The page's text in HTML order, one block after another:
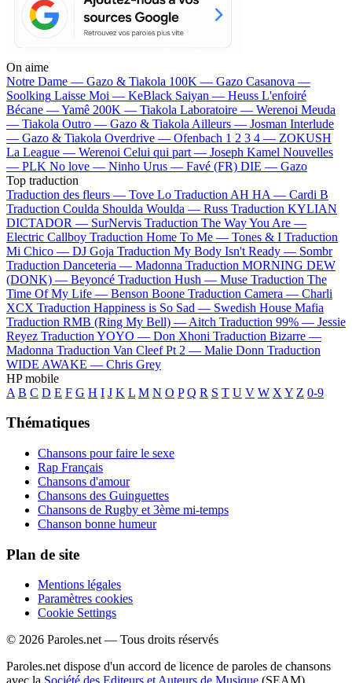
On aime
Notre Dame — Gazo & Tiakola 100K — Gazo Casanova —
Soolking Laisse Moi — KeBlack Saiyan — Heuss L'enfoiré
Bécane —Yamê 200K — Tiakola Laboratoire — Werenoi Meuda
— Tiakola Outro — Gazo & Tiakola Ailleurs — Josman Interlude
— Gazo & Tiakola Overdrive — Ofenbach 1 2 3 4 — ZOKUSH
La League — Werenoi Celui qui part — Joseph Kamel Nouvelles
— PLK No love — Ninho Urus — Favé (FR) DIE — Gazo
Top traduction
Traduction des fleurs — Tove Lo Traduction AH HA — Cardi B
Traduction Coulda Shoulda Woulda — Russ Traduction KYLIAN
DICTADOR — SurNervis Traduction The Way You Are —
Electric Callboy Traduction Home To Me — Tones & I Traduction
Mi Chico — DJ Goja Traduction My Body Isn't Ready — Sombr
Traduction Danceteria — Madonna Traduction MORNING DEW
(DONK) — Beyoncé Traduction Hush — Muse Traduction The
Time Of My Life — Benson Boone Traduction Camera — Charli
XCX Traduction Happiness is So Sad — Swedish House Mafia
Traduction RMB (Ring My Bell) — Aitch Traduction 99% — Jessie
Reyez Traduction YOYO — Don Xhoni Traduction Bizarre —
Madonna Traduction Van Cleef Pt 2 — Malie Donn Traduction
WIDE AWAKE — Chris Grey
HP mobile
A B C D E F G H I J K L M N O P Q R S T U V W X Y Z 0-9
Thématiques
Chansons pour faire le sexe
Rap Français
Chansons d'amour
Chansons des Guinguettes
Chansons de Rugby et 3ème mi-temps
Chanson bonne humeur
Plan de site
Mentions légales
Paramètres cookies
Cookie Settings
© 2026 Paroles.net — Tous droits réservés
Paroles.net dispose d'un accord de licence de paroles de chansons